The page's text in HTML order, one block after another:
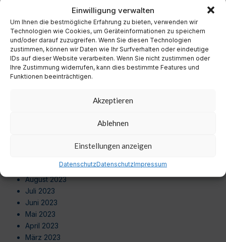
Einwilligung verwalten
Um Ihnen die bestmögliche Erfahrung zu bieten, verwenden wir
Technologien wie Cookies, um Geräteinformationen zu speichern
und/oder darauf zuzugreifen. Wenn Sie diesen Technologien
zustimmen, können wir Daten wie Ihr Surfverhalten oder eindeutige
IDs auf dieser Website verarbeiten. Wenn Sie nicht zustimmen oder
Ihre Zustimmung widerrufen, kann dies bestimmte Features und
Funktionen beeinträchtigen.
Akzeptieren
Ablehnen
Einstellungen anzeigen
DatenschutzDatenschutzImpressum
September 2024
August 2024
Juli 2024
Juni 2024
Mai 2024
November 2023
September 2023
August 2023
Juli 2023
Juni 2023
Mai 2023
April 2023
März 2023